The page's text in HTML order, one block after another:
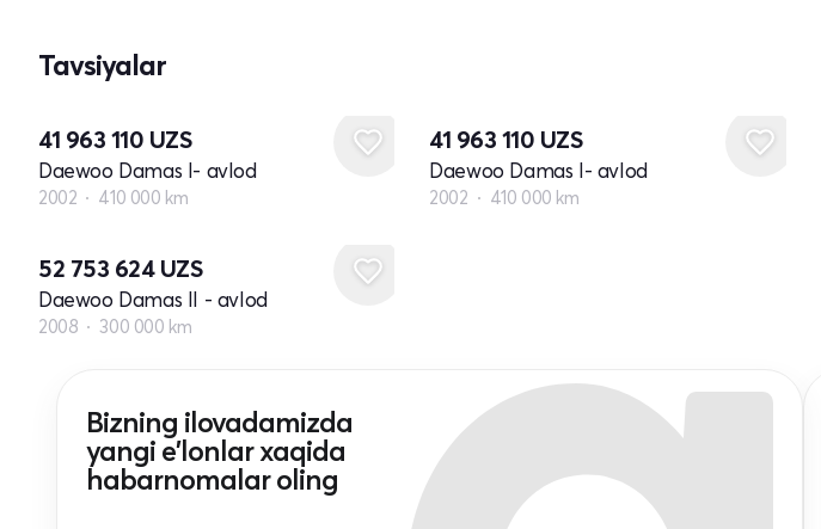
Tavsiyalar
41 963 110 UZS
Daewoo Damas I- avlod
2002 410 000 km
41 963 110 UZS
Daewoo Damas I- avlod
2002 410 000 km
52 753 624 UZS
Daewoo Damas II - avlod
2008 300 000 km
Bizning ilovadamizda
yangi e'lonlar xaqida
habarnomalar oling